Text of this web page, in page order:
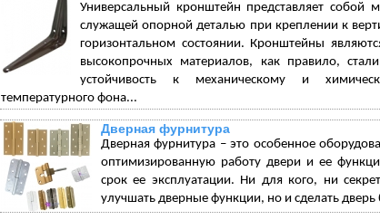
Универсальный кронштейн представляет собой
служащей опорной деталью при креплении к
горизонтальном состоянии. Кронштейны
высокопрочных материалов, как правило,
устойчивость к механическому и
температурного фона...
Дверная фурнитура
Дверная фурнитура – это особенное
оптимизированную работу двери и ее
срок ее эксплуатации. Ни для кого, ни
улучшать дверные функции, но и сделать дверь